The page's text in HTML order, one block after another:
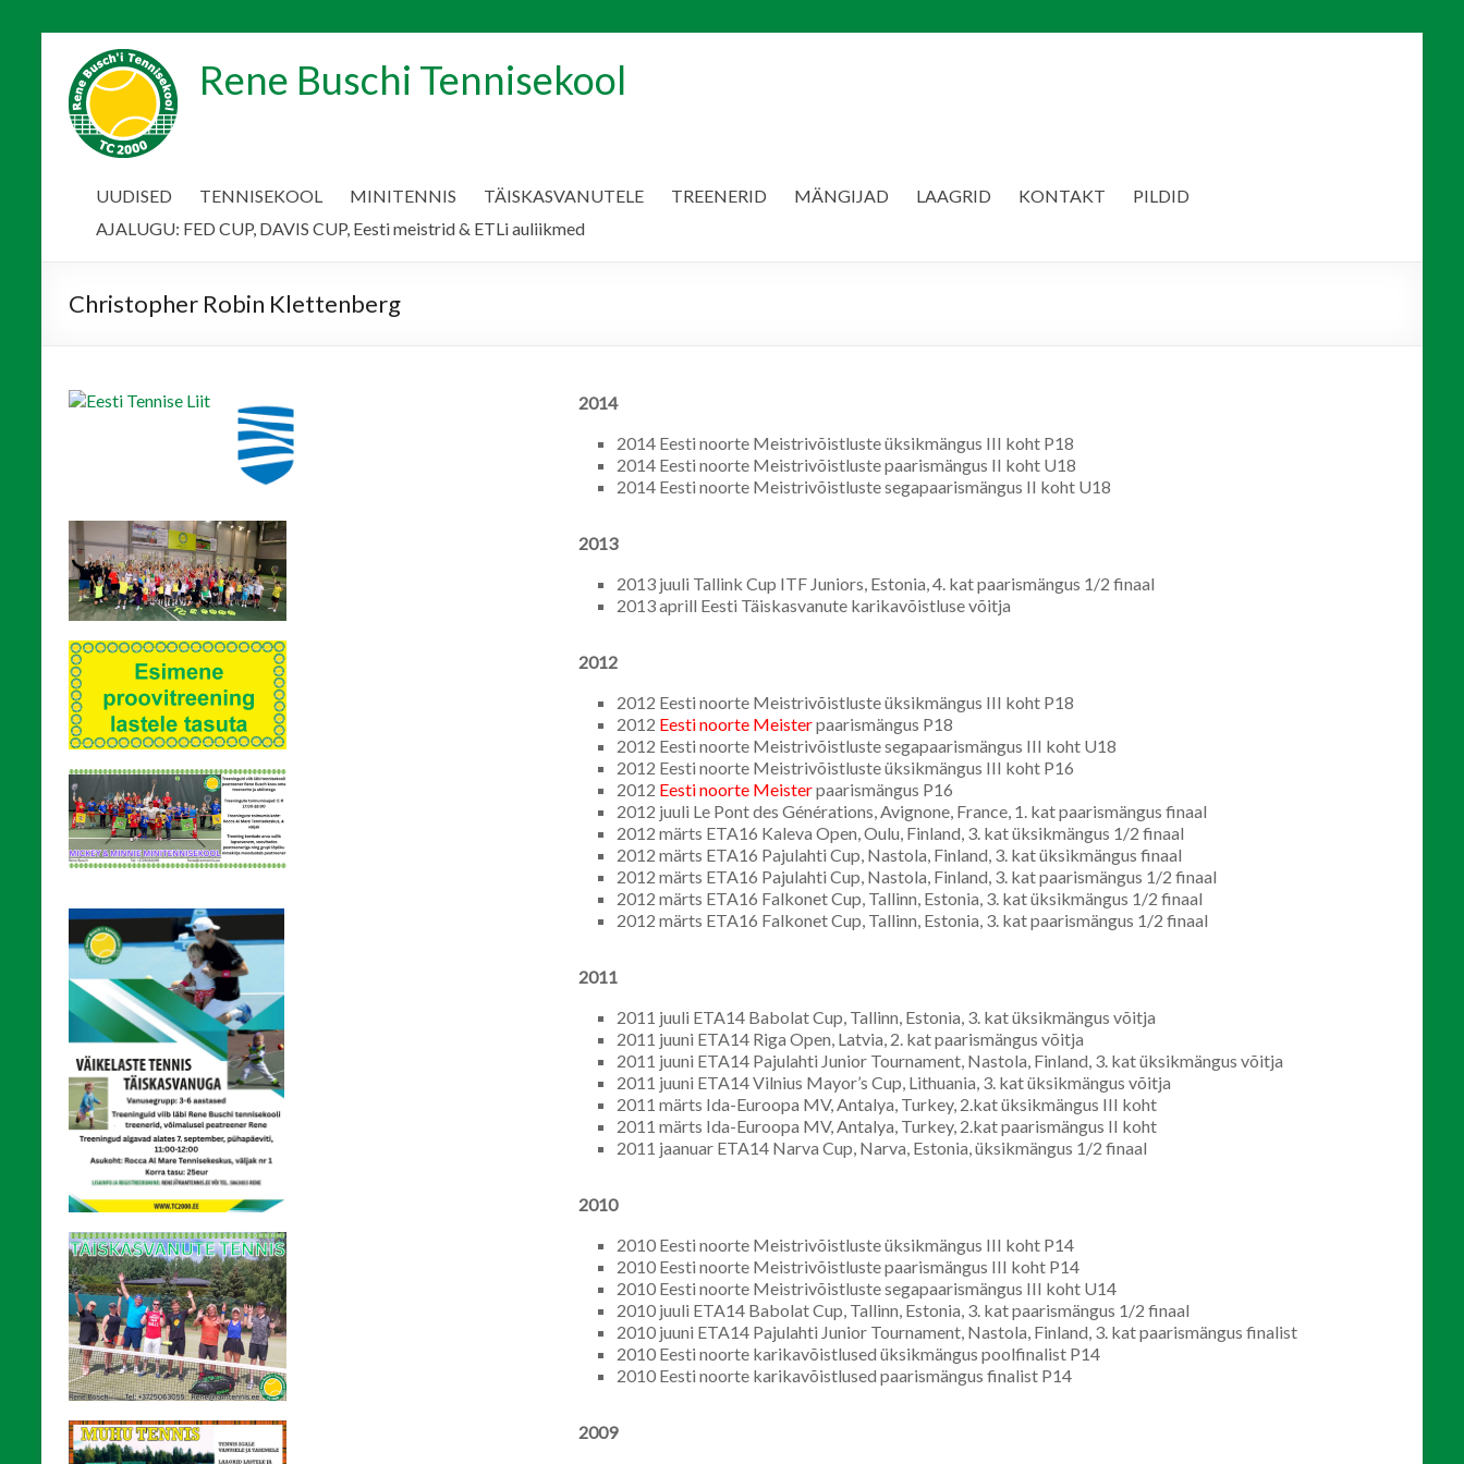
content
Rene Buschi Tennisekool
UUDISED TENNISEKOOL MINITENNIS TÄISKASVANUTELE TREENERID MÄNGIJAD LAAGRID KONTAKT
PILDID
AJALUGU: FED CUP, DAVIS CUP, Eesti meistrid & ETLi auliikmed
Christopher Robin Klettenberg
2014
2014 Eesti noorte Meistrivõistluste üksikmängus III koht P18
2014 Eesti noorte Meistrivõistluste paarismängus II koht U18
2014 Eesti noorte Meistrivõistluste segapaarismängus II koht U18
2013
2013 juuli Tallink Cup ITF Juniors, Estonia, 4. kat paarismängus 1/2 finaal
2013 aprill Eesti Täiskasvanute karikavõistluse võitja
2012
2012 Eesti noorte Meistrivõistluste üksikmängus III koht P18
2012 Eesti noorte Meisterpaarismängus P18
2012 Eesti noorte Meistrivõistluste segapaarismängus III koht U18
2012 Eesti noorte Meistrivõistluste üksikmängus III koht P16
2012 Eesti noorte Meisterpaarismängus P16
2012 juuli Le Pont des Générations, Avignone, France, 1. kat paarismängus finaal
2012 märts ETA16 Kaleva Open, Oulu, Finland, 3. kat üksikmängus 1/2 finaal
2012 märts ETA16 Pajulahti Cup, Nastola, Finland, 3. kat üksikmängus finaal
2012 märts ETA16 Pajulahti Cup, Nastola, Finland, 3. kat paarismängus 1/2 finaal
2012 märts ETA16 Falkonet Cup, Tallinn, Estonia, 3. kat üksikmängus 1/2 finaal
2012 märts ETA16 Falkonet Cup, Tallinn, Estonia, 3. kat paarismängus 1/2 finaal
2011
2011 juuli ETA14 Babolat Cup, Tallinn, Estonia, 3. kat üksikmängus võitja
2011 juuni ETA14 Riga Open, Latvia, 2. kat paarismängus võitja
2011 juuni ETA14 Pajulahti Junior Tournament, Nastola, Finland, 3. kat üksikmängus võitja
2011 juuni ETA14 Vilnius Mayor’s Cup, Lithuania, 3. kat üksikmängus võitja
2011 märts Ida-Euroopa MV, Antalya, Turkey, 2.kat üksikmängus III koht
2011 märts Ida-Euroopa MV, Antalya, Turkey, 2.kat paarismängus II koht
2011 jaanuar ETA14 Narva Cup, Narva, Estonia, üksikmängus 1/2 finaal
2010
2010 Eesti noorte Meistrivõistluste üksikmängus III koht P14
2010 Eesti noorte Meistrivõistluste paarismängus III koht P14
2010 Eesti noorte Meistrivõistluste segapaarismängus III koht U14
2010 juuli ETA14 Babolat Cup, Tallinn, Estonia, 3. kat paarismängus 1/2 finaal
2010 juuni ETA14 Pajulahti Junior Tournament, Nastola, Finland, 3. kat paarismängus finalist
2010 Eesti noorte karikavõistlused üksikmängus poolfinalist P14
2010 Eesti noorte karikavõistlused paarismängus finalist P14
2009